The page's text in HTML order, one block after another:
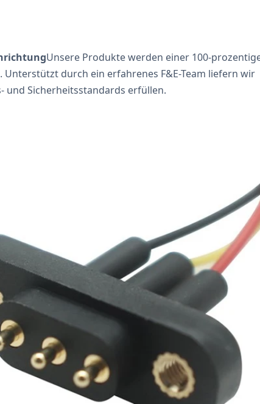
Unsere Produkte werden einer 100-
durch ein erfahrenes F&E-Team liefern wir
und Sicherheitsstandards erfüllen.